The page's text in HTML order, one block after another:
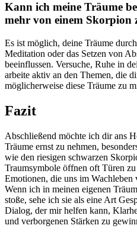
Kann ich meine Träume
mehr von‌ einem⁣ Skorpion
Es ist möglich, deine Träume
Meditation oder das ⁣Setzen von
beeinflussen. Versuche, Ruhe in
arbeite⁣ aktiv an ‍den Themen, die
möglicherweise ⁤diese ‌Träume‌ zu
Fazit
Abschließend möchte ich dir⁣ ans
Träume ernst zu nehmen,
wie den⁢ riesigen schwarzen⁣
Traumsymbole ⁢öffnen oft Türen
⁤Emotionen, die uns im Wachleben
Wenn ich in meinen ‍eigenen
stoße, sehe⁣ ich sie als eine‌ Art
Dialog, der ⁣mir helfen kann,
und verborgenen Stärken zu​